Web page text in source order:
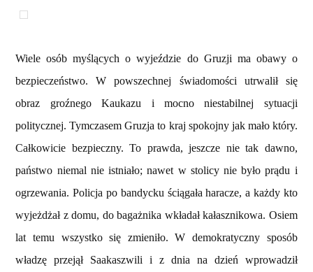
Wiele osób myślących o wyjeździe do Gruzji ma obawy o
bezpieczeństwo. W powszechnej świadomości utrwalił się
obraz groźnego Kaukazu i mocno niestabilnej sytuacji
politycznej. Tymczasem Gruzja to kraj spokojny jak mało który.
Całkowicie bezpieczny. To prawda, jeszcze nie tak dawno,
państwo niemal nie istniało; nawet w stolicy nie było prądu i
ogrzewania. Policja po bandycku ściągała haracze, a każdy kto
wyjeżdżał z domu, do bagażnika wkładał kałasznikowa. Osiem
lat temu wszystko się zmieniło. W demokratyczny sposób
władzę przejął Saakaszwili i z dnia na dzień wprowadził